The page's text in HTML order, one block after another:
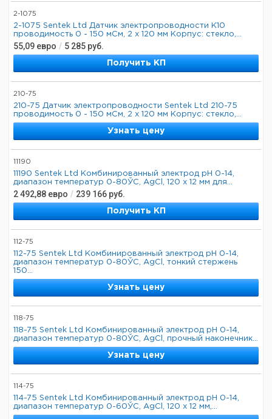
2-1075
2-1075 Sentek Ltd Датчик электропроводности K10
проводимость 0 - 150 мСм, 2 x 120 мм Корпус: стекло,...
55,09 евро / 5 285 руб.
Получить КП
210-75
210-75 Датчик электропроводности Sentek Ltd 210-75
проводимость 0 - 150 мСм, 2 x 120 мм Корпус: стекло,...
Узнать цену
11190
11190 Sentek Ltd Комбинированный электрод pH 0-14,
диапазон температур 0-80ЎC, AgCl, 120 x 12 мм для...
2 492,88 евро / 239 166 руб.
Получить КП
112-75
112-75 Sentek Ltd Комбинированный электрод pH 0-14,
диапазон температур 0-80ЎC, AgCl, тонкий стержень
150...
Узнать цену
118-75
118-75 Sentek Ltd Комбинированный электрод pH 0-14,
диапазон температур 0-80ЎC, AgCl, прочный наконечник...
Узнать цену
114-75
114-75 Sentek Ltd Комбинированный электрод pH 0-14,
диапазон температур 0-60ЎC, AgCl, 120 х 12 мм,...